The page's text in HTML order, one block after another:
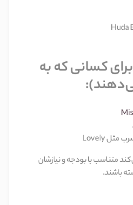
کسانی که به
:
مثلLovely
متناسب با بودجه و نیازشان
باشند.